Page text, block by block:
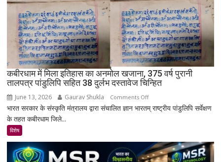
बसा
राजस्थान
का
सबसे
रहस्यमयी
गांव?
कबीरधाम में मिला इतिहास का अनमोल खजाना, 375 वर्ष पुरानी
तालपत्र पांडुलिपि सहित 38 दुर्लभ दस्तावेज चिन्हित
June 13, 2026 Gaurav Shukla Comments Offon
कबीरधाम
इतिहास
का
भारत सरकार के संस्कृति मंत्रालय द्वारा संचालित ज्ञान भारतम् राष्ट्रीय पांडुलिपि सर्वेक्षण
के तहत कबीरधाम जिले...
विशेष